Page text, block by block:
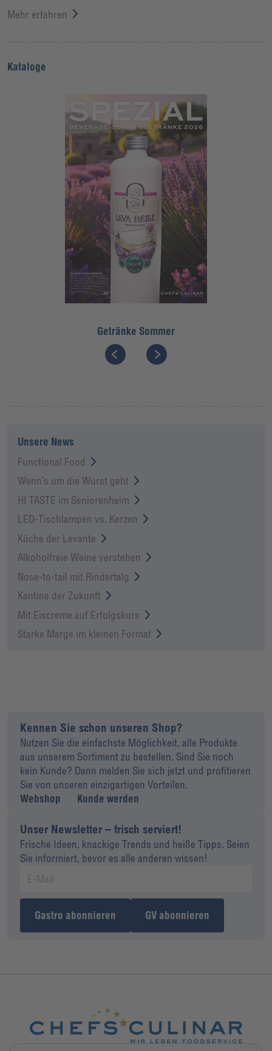
Mehr erfahren
Kataloge
Getränke Sommer
Unsere News
Functional Food
Wenn’s um die Wurst geht
HI TASTE im Seniorenheim
LED-Tischlampen vs. Kerzen
Küche der Levante
Alkoholfreie Weine verstehen
Nose-to-tail mit Rindertalg
Kantine der Zukunft
Mit Eiscreme auf Erfolgskurs
Starke Marge im kleinen Format
Kennen Sie schon unseren Shop?
Nutzen Sie die einfachste Möglichkeit, alle Produkte
aus unserem Sortiment zu bestellen. Sind Sie noch
kein Kunde? Dann melden Sie sich jetzt und profitieren
Sie von unseren einzigartigen Vorteilen.
Webshop
Kunde werden
Unser Newsletter – frisch serviert!
Frische Ideen, knackige Trends und heiße Tipps. Seien
Sie informiert, bevor es alle anderen wissen!
Gastro abonnieren GV abonnieren